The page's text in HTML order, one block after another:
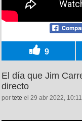
9
El día que Jim
directo
por tete el 29 abr 2022, 10:11